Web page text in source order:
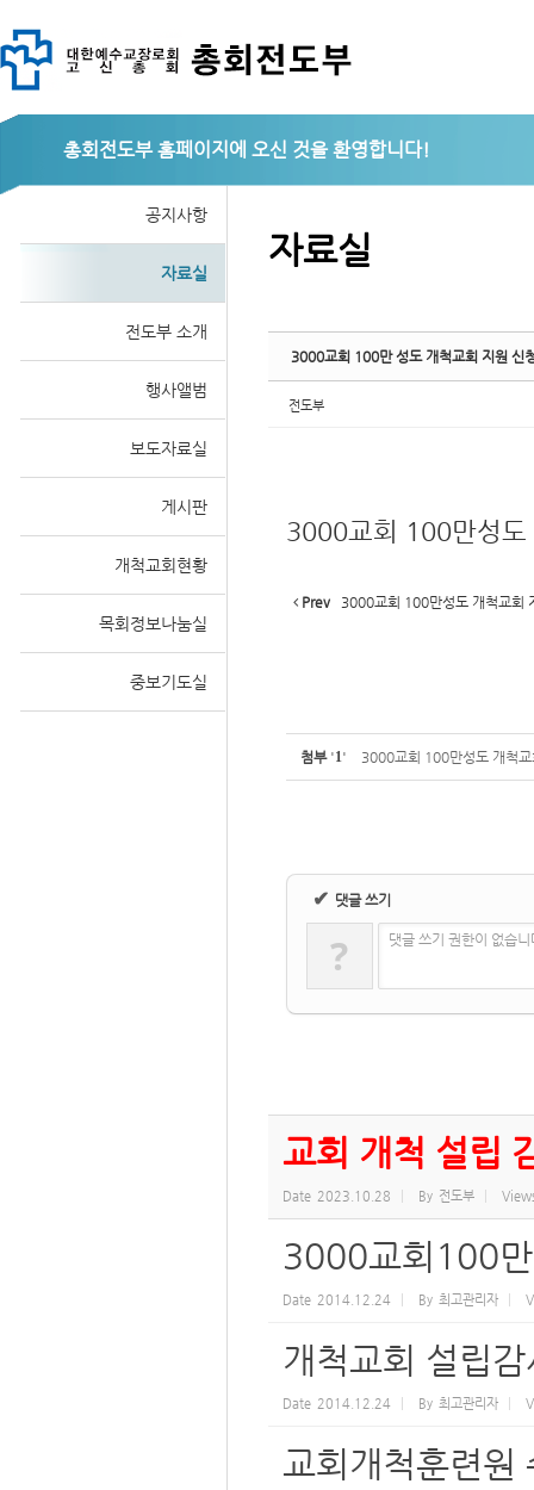
총회전도부
공지사항
자료실
전도부 소개
행사앨범
보도자료실
게시판
개척교회현황
목회정보나눔실
중보기도실
자료실
3000교회 100만 성도 개척교회 지원 신
전도부
3000교회 100만성
Prev 3000교회 100만성도 개척교회
첨부 '1' 3000교회 100만성도 개척
✔ 댓글 쓰기
? 댓글 쓰기 권한이 없습
교회 개척 설립
Date 2023.10.28 By 전도부
3000교회100만
Date 2014.12.24 By 최고관리자
개척교회 설립
Date 2014.12.24 By 최고관리자
교회개척훈련원
스케치북5